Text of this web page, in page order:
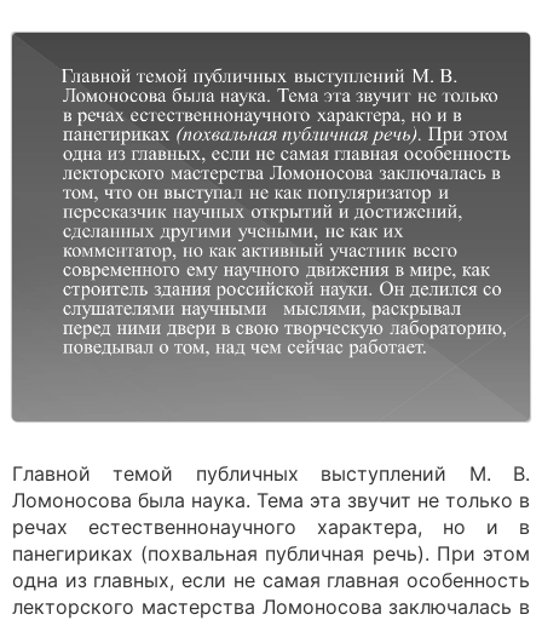
Главной темой публичных выступлений М. В.
Ломоносова была наука. Тема эта звучит не только в
речах естественнонаучного характера, но и в
панегириках (похвальная публичная речь). При этом
одна из главных, если не самая главная особенность
лекторского мастерства Ломоносова заключалась в